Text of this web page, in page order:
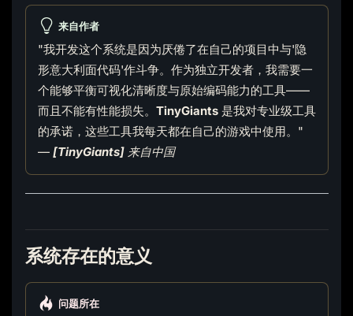
来自作者
"我开发这个系统是因为厌倦了在自己的项目中与'隐
形意大利面代码'作斗争。作为独立开发者，我需要一
个能够平衡可视化清晰度与原始编码能力的工具——
而且不能有性能损失。 TinyGiants是我对专业级工具
的承诺，这些工具我每天都在自己的游戏中使用。"
— [TinyGiants]来自中国
系统存在的意义
问题所在